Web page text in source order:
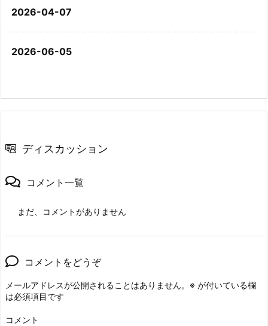
2026-04-07
2026-06-05
ディスカッション
コメント一覧
まだ、コメントがありません
コメントをどうぞ
メールアドレスが公開されることはありません。 ※ が付いている欄
は必須項目です
コメント